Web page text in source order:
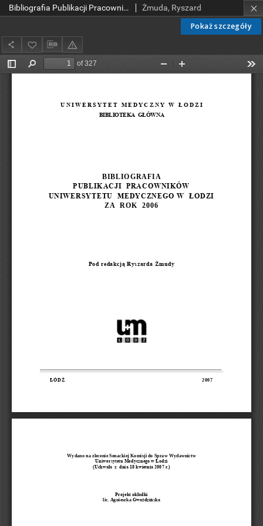
Pokaż szczegóły
Bibliografia Publikacji Pracowników Uniwersytetu Medycznego w Łodzi za rok 2006 Żmuda, Ryszard